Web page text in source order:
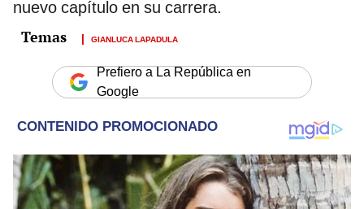
nuevo capítulo en su carrera.
GIANLUCA LAPADULA
Prefiero a La República en
Google